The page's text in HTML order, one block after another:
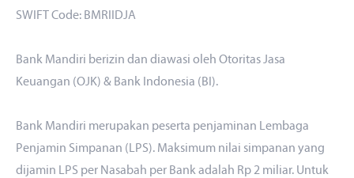
SWIFT Code: BMRIIDJA
Bank Mandiri berizin dan diawasi oleh Otoritas Jasa
Keuangan (OJK) & Bank Indonesia (BI).
Bank Mandiri merupakan peserta penjaminan Lembaga
Penjamin Simpanan (LPS). Maksimum nilai simpanan yang
dijamin LPS per Nasabah per Bank adalah Rp 2 miliar. Untuk